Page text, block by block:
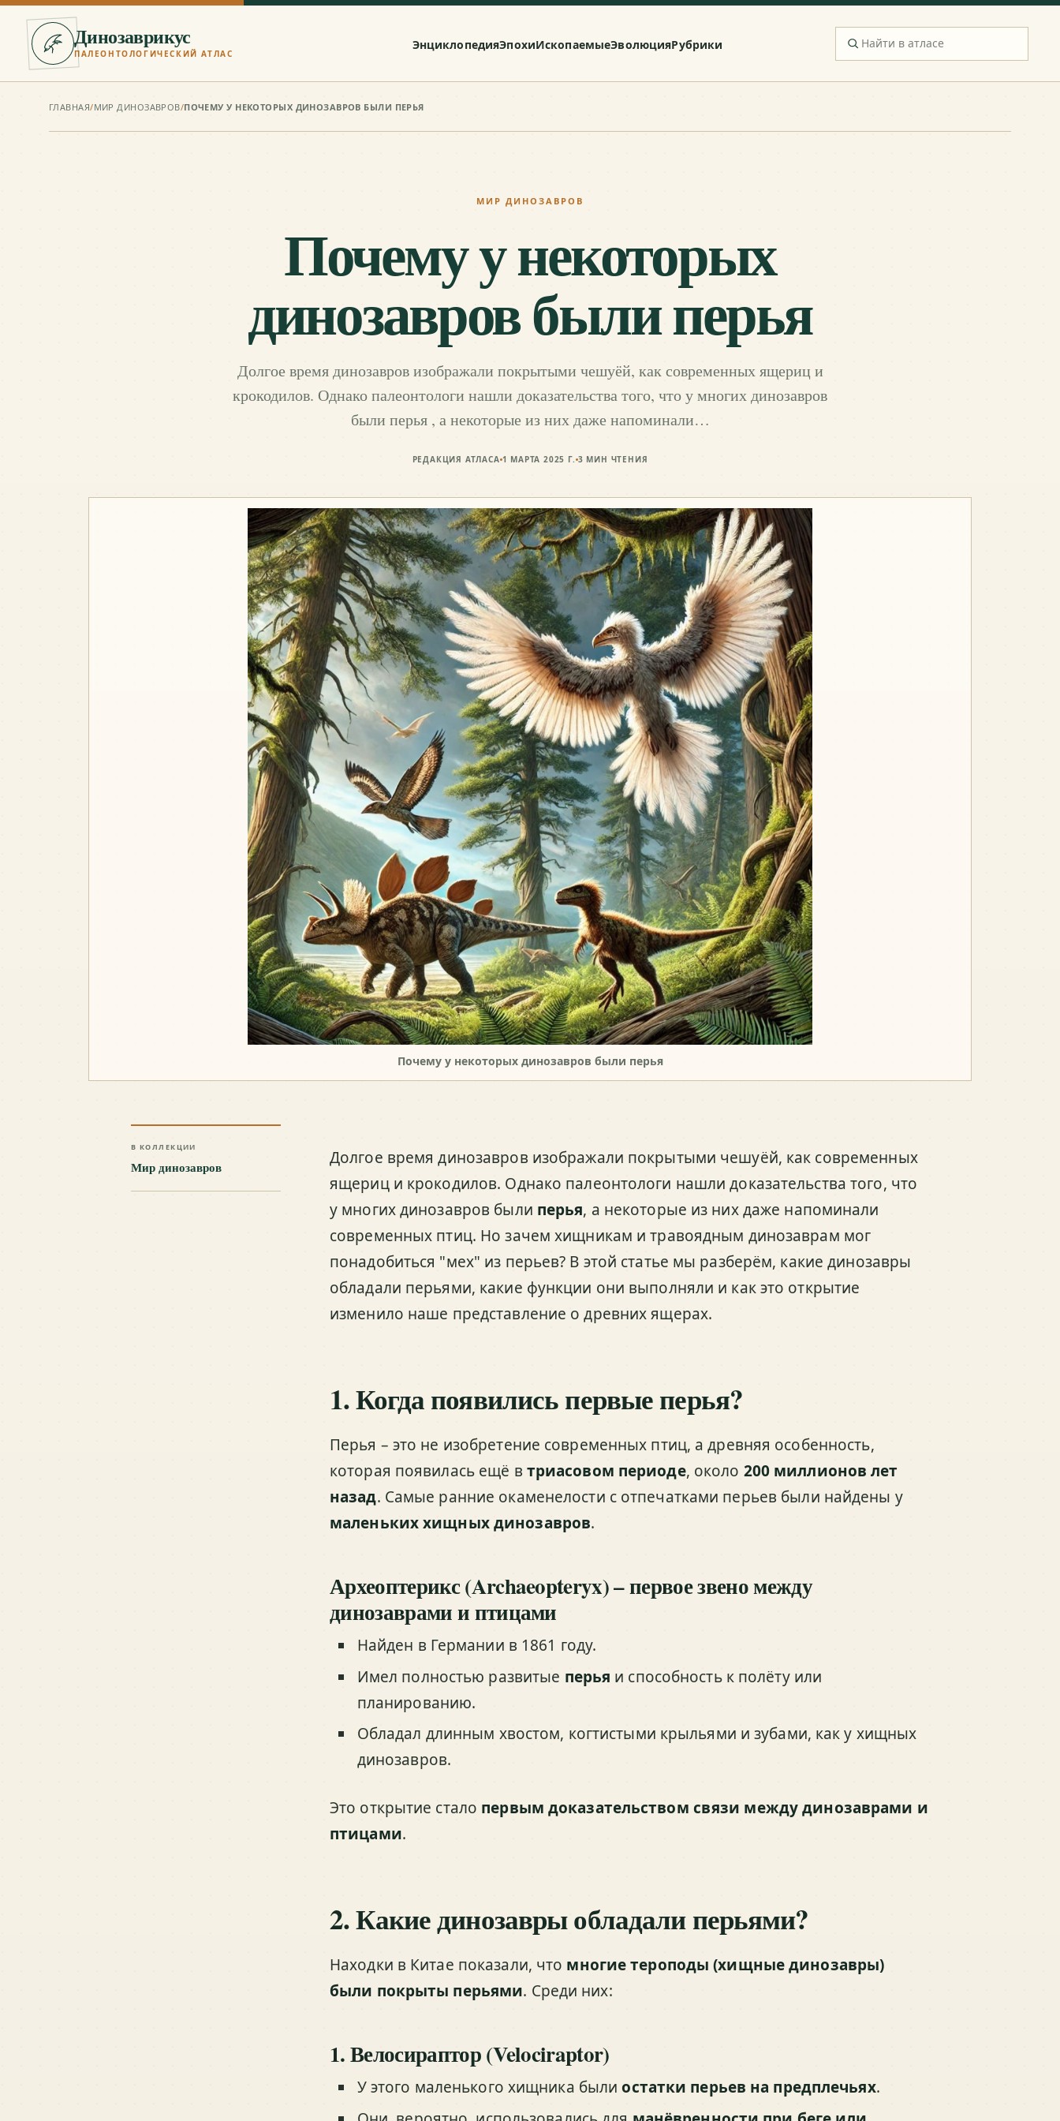
Динозаврикус
ПАЛЕОНТОЛОГИЧЕСКИЙ АТЛАС
ЭнциклопедияЭпохиИскопаемыеЭволюцияРубрики
ГЛАВНАЯ/МИР ДИНОЗАВРОВ/ПОЧЕМУ У НЕКОТОРЫХ ДИНОЗАВРОВ БЫЛИ ПЕРЬЯ
МИР ДИНОЗАВРОВ
Почему у некоторых
динозавров были перья
Долгое время динозавров изображали покрытыми чешуёй, как современных ящериц и
крокодилов. Однако палеонтологи нашли доказательства того, что у многих динозавров
были перья , а некоторые из них даже напоминали…
РЕДАКЦИЯ АТЛАСА 1 МАРТА 2025 Г. 3 МИН ЧТЕНИЯ
Почему у некоторых динозавров были перья
В КОЛЛЕКЦИИ
Мир динозавров
Долгое время динозавров изображали покрытыми чешуёй, как современных
ящериц и крокодилов. Однако палеонтологи нашли доказательства того, что
у многих динозавров были перья, а некоторые из них даже напоминали
современных птиц. Но зачем хищникам и травоядным динозаврам мог
понадобиться "мех" из перьев? В этой статье мы разберём, какие динозавры
обладали перьями, какие функции они выполняли и как это открытие
изменило наше представление о древних ящерах.
1. Когда появились первые перья?
Перья – это не изобретение современных птиц, а древняя особенность,
которая появилась ещё в триасовом периоде, около 200 миллионов лет
назад. Самые ранние окаменелости с отпечатками перьев были найдены у
маленьких хищных динозавров.
Археоптерикс (Archaeopteryx) – первое звено между
динозаврами и птицами
Найден в Германии в 1861 году.
Имел полностью развитые перья и способность к полёту или
планированию.
Обладал длинным хвостом, когтистыми крыльями и зубами, как у хищных
динозавров.
Это открытие стало первым доказательством связи между динозаврами и
птицами.
2. Какие динозавры обладали перьями?
Находки в Китае показали, что многие тероподы (хищные динозавры)
были покрыты перьями. Среди них:
1. Велосираптор (Velociraptor)
У этого маленького хищника былиостатки перьев на предплечьях.